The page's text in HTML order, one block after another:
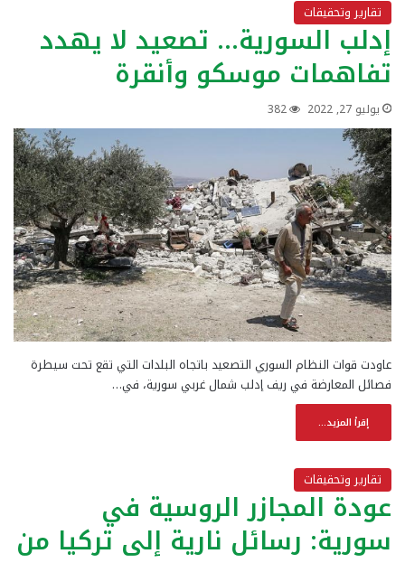
تقارير وتحقيقات
إدلب السورية… تصعيد لا يهدد
تفاهمات موسكو وأنقرة
يوليو 27, 2022 382
عاودت قوات النظام السوري التصعيد باتجاه البلدات التي تقع تحت سيطرة
فصائل المعارضة في ريف إدلب شمال غربي سورية، في…
إقرأ المزيد...
تقارير وتحقيقات
عودة المجازر الروسية في
سورية: رسائل نارية إلى تركيا من